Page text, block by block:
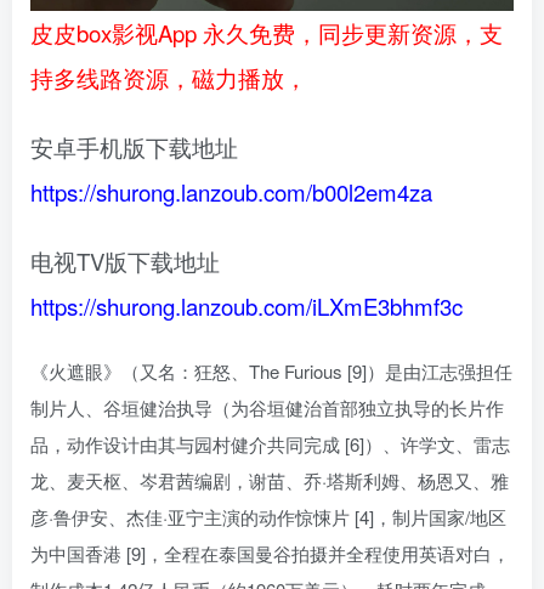
皮皮box影视App 永久免费，同步更新资源，支
持多线路资源，磁力播放，
安卓手机版下载地址
https://shurong.lanzoub.com/b00l2em4za
电视TV版下载地址
https://shurong.lanzoub.com/iLXmE3bhmf3c
《火遮眼》（又名：狂怒、The Furious [9]）是由江志强担任
制片人、谷垣健治执导（为谷垣健治首部独立执导的长片作
品，动作设计由其与园村健介共同完成 [6]）、许学文、雷志
龙、麦天枢、岑君茜编剧，谢苗、乔·塔斯利姆、杨恩又、雅
彦·鲁伊安、杰佳·亚宁主演的动作惊悚片 [4]，制片国家/地区
为中国香港 [9]，全程在泰国曼谷拍摄并全程使用英语对白，